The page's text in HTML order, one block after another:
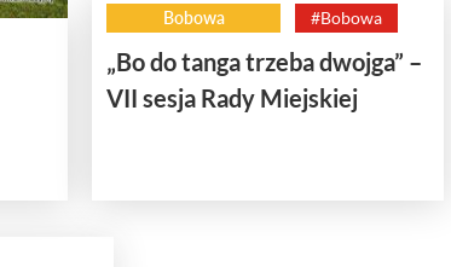
Bobowa #Bobowa
„Bo do tanga trzeba dwojga” –
VII sesja Rady Miejskiej